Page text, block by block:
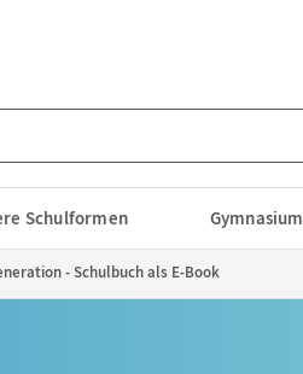
Schulformen Gymnasium
- Schulbuch als E-Book